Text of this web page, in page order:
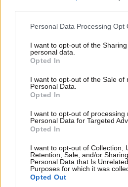
Please note that this website/app
not limited to your visit or usage
grant or deny consent to Google
use your data for below specified
consent section.
Personal Data Processing Opt
I want to opt-out of the
personal data.
Opted In
I want to opt-out of the Sale of
Personal Data.
Opted In
I want to opt-out of processing
Personal Data for Targeted
Opted In
I want to opt-out of Collection,
Retention, Sale, and/or
Personal Data that Is
Purposes for which it was
Opted Out
ευτυχίας δεδομένη»